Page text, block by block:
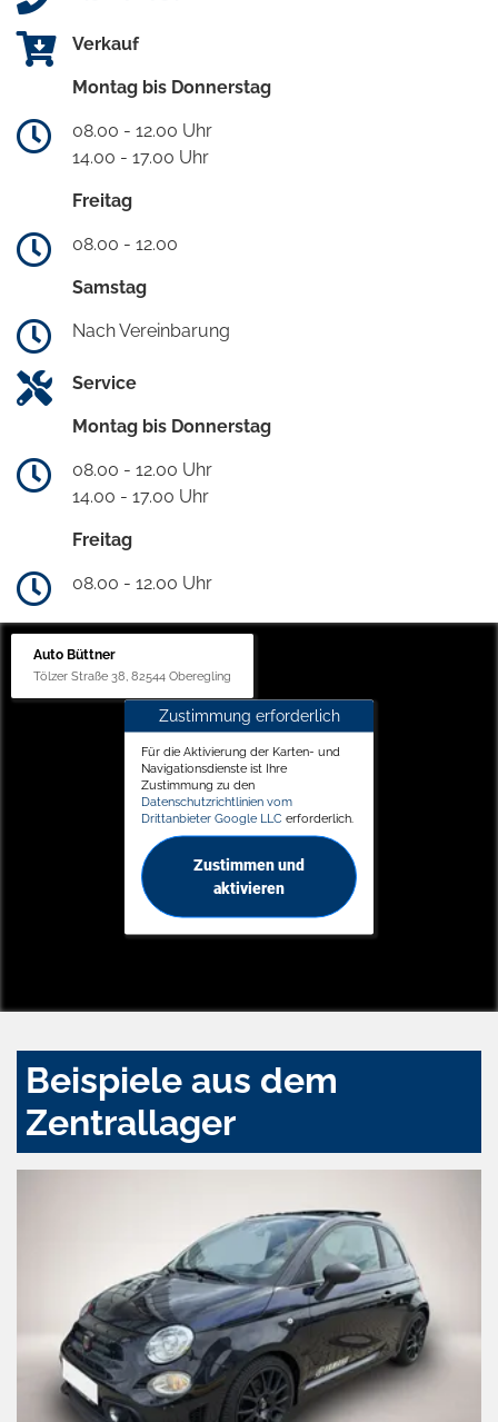
Verkauf
Montag bis Donnerstag
08.00 - 12.00 Uhr
14.00 - 17.00 Uhr
Freitag
08.00 - 12.00
Samstag
Nach Vereinbarung
Service
Montag bis Donnerstag
08.00 - 12.00 Uhr
14.00 - 17.00 Uhr
Freitag
08.00 - 12.00 Uhr
Auto Büttner
Tölzer Straße 38, 82544 Oberegling
Zustimmung erforderlich
Für die Aktivierung der Karten- und
Navigationsdienste ist Ihre
Zustimmung zu den
Datenschutzrichtlinien vom
Drittanbieter Google LLC erforderlich.
Zustimmen und
aktivieren
Beispiele aus dem
Zentrallager